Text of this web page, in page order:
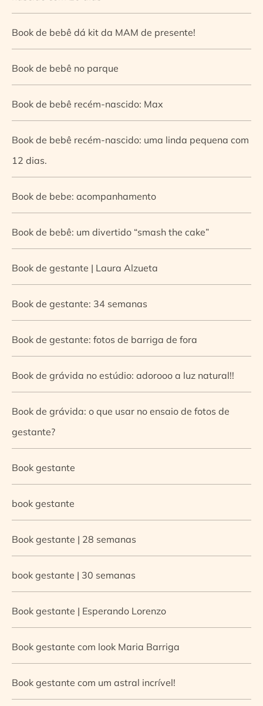
Book de bebê dá kit da MAM de presente!
Book de bebê no parque
Book de bebê recém-nascido: Max
Book de bebê recém-nascido: uma linda pequena com
12 dias.
Book de bebe: acompanhamento
Book de bebê: um divertido “smash the cake”
Book de gestante | Laura Alzueta
Book de gestante: 34 semanas
Book de gestante: fotos de barriga de fora
Book de grávida no estúdio: adorooo a luz natural!!
Book de grávida: o que usar no ensaio de fotos de
gestante?
Book gestante
book gestante
Book gestante | 28 semanas
book gestante | 30 semanas
Book gestante | Esperando Lorenzo
Book gestante com look Maria Barriga
Book gestante com um astral incrível!